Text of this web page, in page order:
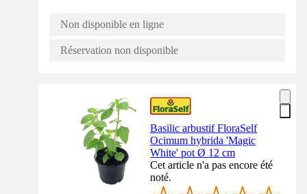
Non disponible en ligne
Réservation non disponible
Basilic arbustif FloraSelf
Ocimum hybrida 'Magic
White' pot Ø 12 cm
Cet article n'a pas encore été
noté.